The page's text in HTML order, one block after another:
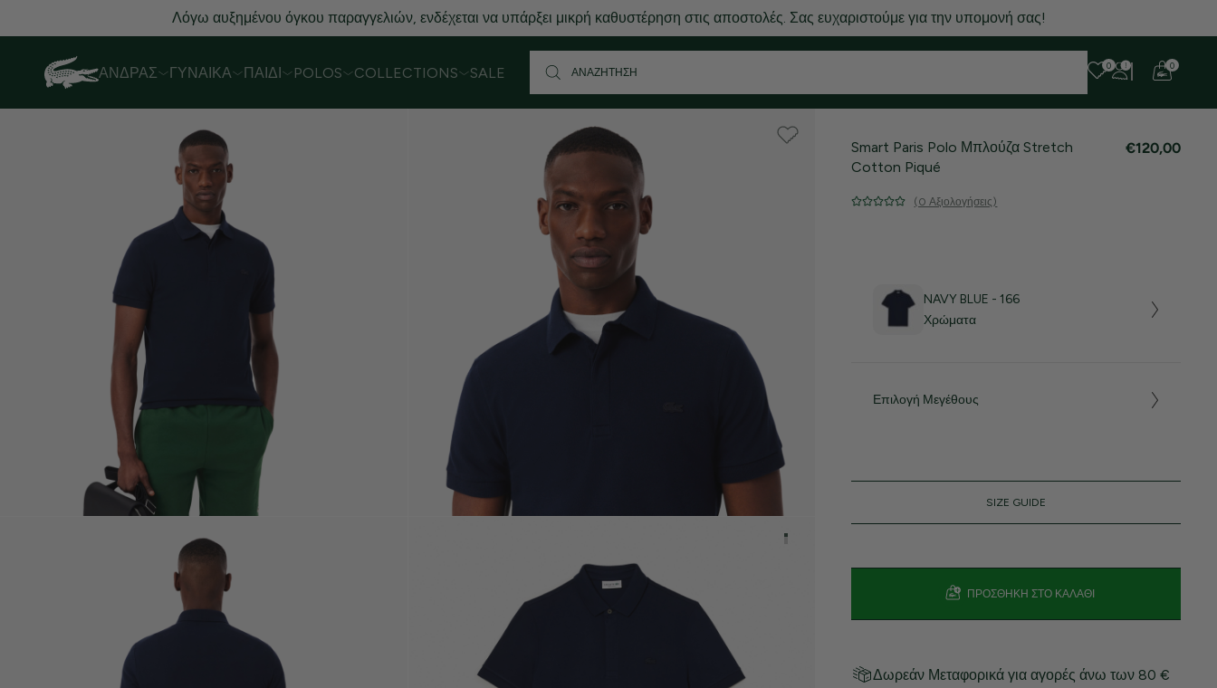
Λόγω αυξημένου όγκου παραγγελιών, ενδέχεται να υπάρξει μικρή καθυστέρηση στις αποστολές. Σας ευχαριστούμε για την υπομονή σας!
ΆΝΔΡΑΣ ΓΥΝΑΊΚΑ ΠΑΙΔΊ POLOS COLLECTIONS SALE 0 0
Smart Paris Polo Μπλούζα Stretch
Cotton Piqué
€120,00
(0 Αξιολογήσεις)
NAVY BLUE - 166
Χρώματα
Επιλογή Μεγέθους
SIZE GUIDE
ΠΡΟΣΘΉΚΗ ΣΤΟ ΚΑΛΆΘΙ
Δωρεάν Μεταφορικά για αγορές άνω των 80 €